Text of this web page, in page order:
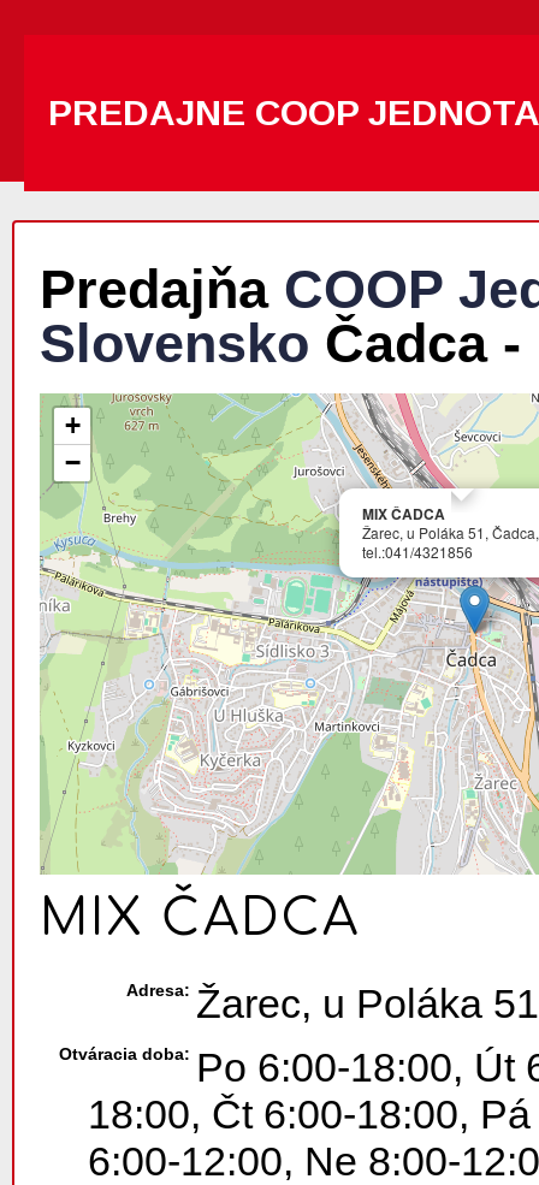
PREDAJNE COOP
Predajňa COOP
Slovensko Čadca -
MIX ČADCA
Žarec, u Poláka 51,
tel.:041/4321856
+
−
MIX ČADCA
Adresa: Žarec, u Poláka
Otváracia doba: Po 6:00-18:00, Út
18:00, Čt 6:00-18:00,
6:00-12:00, Ne 8:00-